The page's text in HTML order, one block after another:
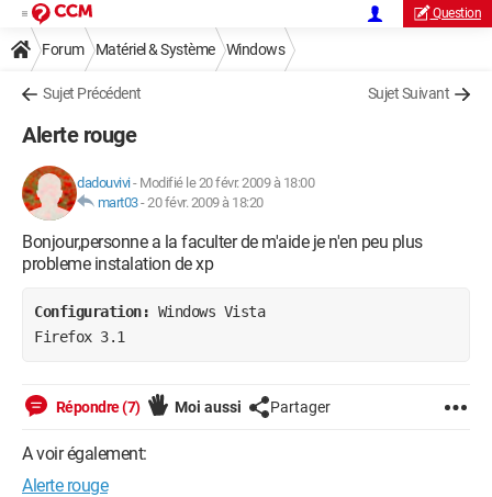
Question
Forum Matériel & Système Windows
Sujet Précédent Sujet Suivant
Alerte rouge
dadouvivi- Modifié le 20 févr. 2009 à 18:00
mart03-20 févr. 2009 à 18:20
Bonjour,personne a la faculter de m'aide je n'en peu plus
probleme instalation de xp
Configuration: Windows Vista
Firefox 3.1
Répondre (7) Moi aussi Partager
A voir également:
Alerte rouge